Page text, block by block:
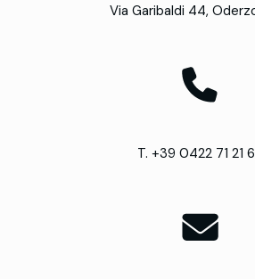
Via Garibaldi 44,
T. +39 0422 71 21